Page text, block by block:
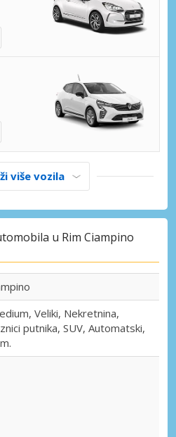
više vozila
u Rim Ciampino
Veliki, Nekretnina,
putnika, SUV, Automatski,